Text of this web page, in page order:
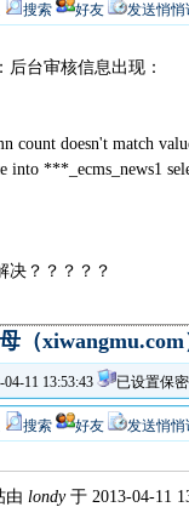
搜索 好友 发送悄悄
后台审核信息出现：
count doesn't match
into ***_ecms_news1
决？？？？？
（xiwangmu.com
04-11 13:53:43 已设置保密
搜索 好友 发送悄悄
由 londy于 2013-04-11